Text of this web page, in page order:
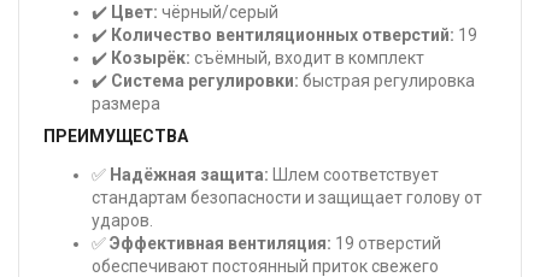
✔️ Цвет: чёрный/серый
✔️ Количество вентиляционных отверстий: 19
✔️ Козырёк: съёмный, входит в комплект
✔️ Система регулировки: быстрая регулировка
размера
ПРЕИМУЩЕСТВА
✅ Надёжная защита: Шлем соответствует
стандартам безопасности и защищает голову от
ударов.
✅Эффективная вентиляция: 19 отверстий
обеспечивают постоянный приток свежего